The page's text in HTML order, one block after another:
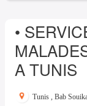
•
A TUNIS
Tunis , Bab